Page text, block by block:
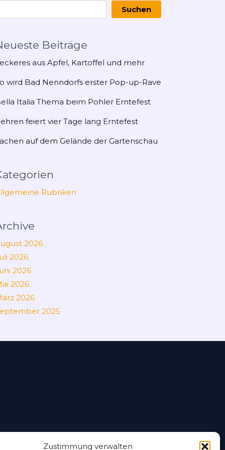
Zustimmung verwalten
Suchen
Beiträge
aus Apfel, Kartoffel und mehr
wird Bad Nenndorfs erster Pop-up-Rave
Italia Thema beim Pohler Erntefest
feiert vier Tage lang Erntefest
auf dem Gelände der Gartenschau
Rubriken
2026
2026
2026
2026
2026
2025